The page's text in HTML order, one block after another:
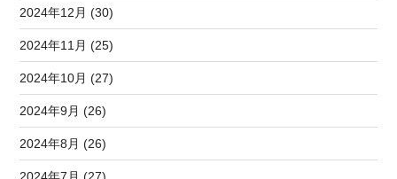
2024年12月 (30)
2024年11月 (25)
2024年10月 (27)
2024年9月 (26)
2024年8月 (26)
2024年7月 (27)